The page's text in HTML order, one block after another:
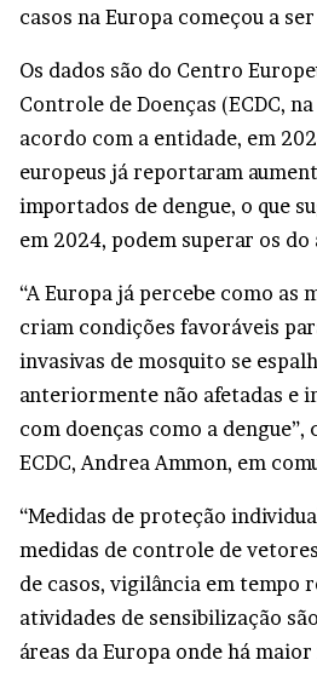
casos na Europa começou a
Os dados são do Centro
Controle de Doenças (ECDC,
acordo com a entidade, em
europeus já reportaram
importados de dengue, o que
em 2024, podem superar os do
“A Europa já percebe como as
criam condições favoráveis
invasivas de mosquito se
anteriormente não afetadas e
com doenças como a
ECDC, Andrea Ammon, em
“Medidas de proteção
medidas de controle de
de casos, vigilância em tempo
atividades de sensibilização
áreas da Europa onde há